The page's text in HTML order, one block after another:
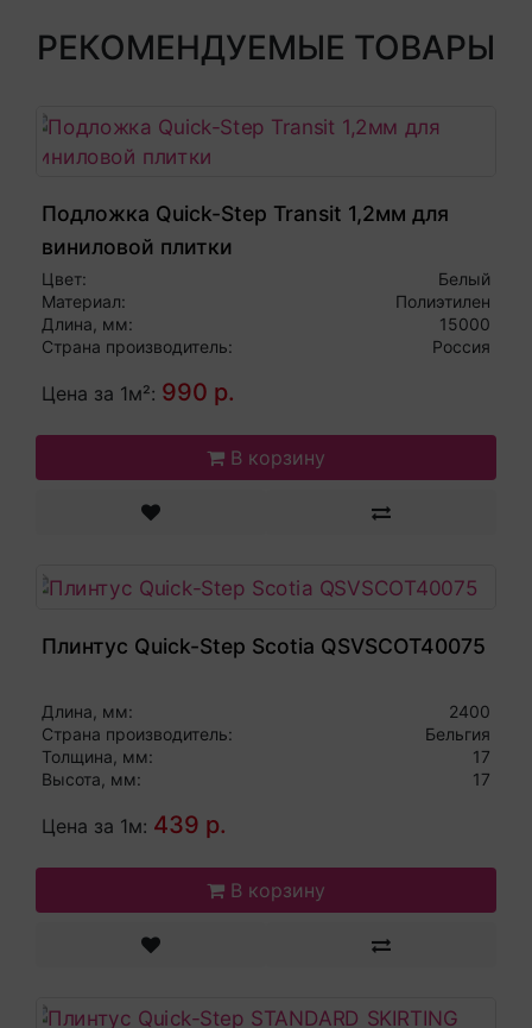
РЕКОМЕНДУЕМЫЕ ТОВАРЫ
Подложка Quick-Step Transit 1,2мм для
виниловой плитки
Цвет:
Белый
Материал:
Полиэтилен
Длина, мм:
15000
Страна производитель:
Россия
Цена за 1м²: 990 р.
В корзину
Плинтус Quick-Step Scotia QSVSCOT40075
Длина, мм:
2400
Страна производитель:
Бельгия
Толщина, мм:
17
Высота, мм:
17
Цена за 1м: 439 р.
В корзину